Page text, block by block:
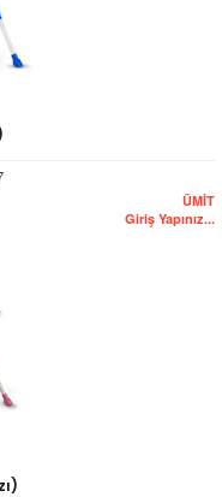
ÜMİT
Giriş Yapınız...